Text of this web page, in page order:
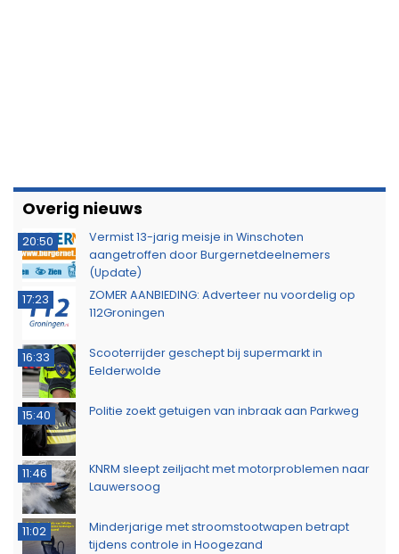
Overig nieuws
20:50
Vermist 13-jarig meisje in Winschoten
aangetroffen door Burgernetdeelnemers
(Update)
17:23
ZOMER AANBIEDING: Adverteer nu voordelig op
112Groningen
16:33
Scooterrijder geschept bij supermarkt in
Eelderwolde
15:40 Politie zoekt getuigen van inbraak aan Parkweg
11:46
KNRM sleept zeiljacht met motorproblemen naar
Lauwersoog
11:02
Minderjarige met stroomstootwapen betrapt
tijdens controle in Hoogezand